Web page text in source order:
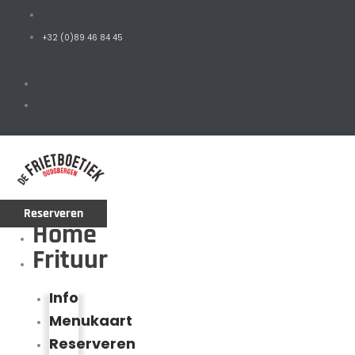
+32 (0)89 46 84 45
Reserveren
Home
Frituur
Info
Menukaart
Reserveren